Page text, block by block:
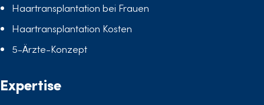
Haartransplantation bei Frauen
Haartransplantation Kosten
5-Ärzte-Konzept
Expertise